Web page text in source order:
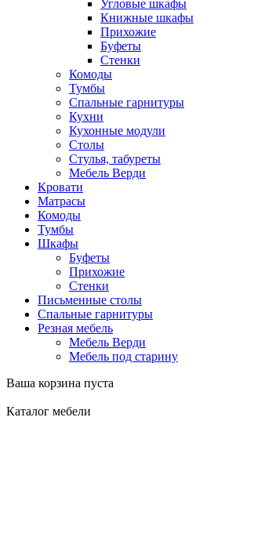
Угловые шкафы
Книжные шкафы
Прихожие
Буфеты
Стенки
Комоды
Тумбы
Спальные гарнитуры
Кухни
Кухонные модули
Столы
Стулья, табуреты
Мебель Верди
Кровати
Матрасы
Комоды
Тумбы
Шкафы
Буфеты
Прихожие
Стенки
Письменные столы
Спальные гарнитуры
Резная мебель
Мебель Верди
Мебель под старину
Ваша корзина пуста
Каталог мебели